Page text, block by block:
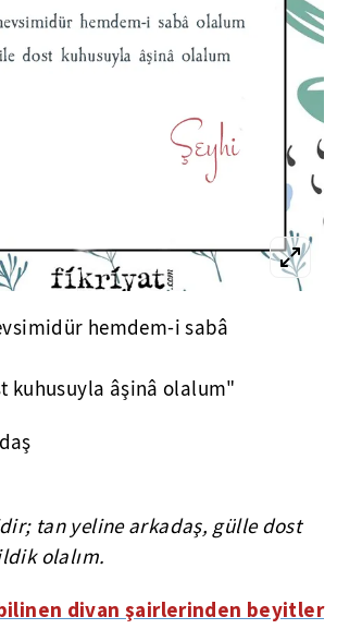
hemdem-i sabâ
kuhusuyla âşinâ olalum"
tan yeline arkadaş, gülle dost
olalım.
divan şairlerinden beyitler